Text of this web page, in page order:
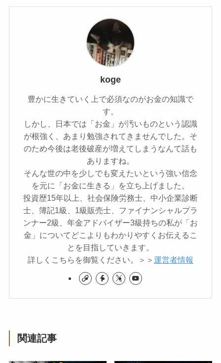
koge
豊かに生きていく上で必須なのがお金の知識で
す。
しかし、日本では「お金」が汚いものという認識
が根強く、あまり勉強されてきませんでした。そ
のため今後は老後破産が増えてしまうなんて話も
ありますね。
そんな世の中を少しでも変えたいという強い信念
を元に「お金に生きる」を立ち上げました。
投資歴15年以上、社会保険労務士、中小企業診断
士、簿記1級、1級販売士、ファイナンシャルプラ
ンナー2級、年金アドバイザー3級持ちの私が「お
金」についてどこよりもわかりやすくお伝えるこ
とを目指していきます。
詳しくこちらを御覧ください。＞＞ 運営者情報
関連記事